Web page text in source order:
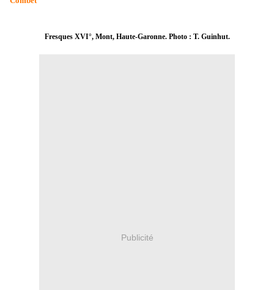
Fresques XVI°, Mont, Haute-Garonne. Photo : T. Guinhut.
Publicité